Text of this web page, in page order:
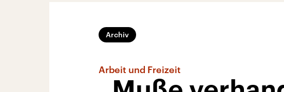
Archiv
Arbeit und Freizeit